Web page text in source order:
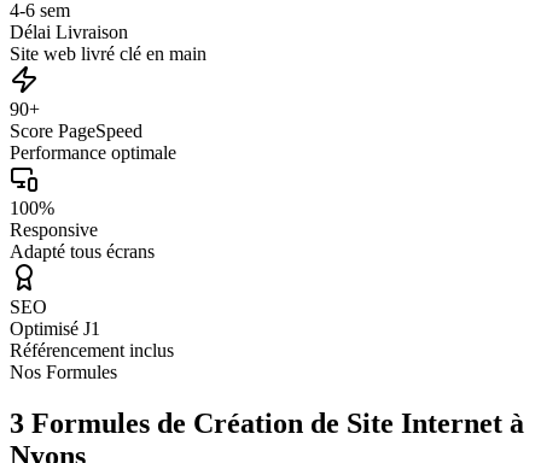
4-6 sem
Délai Livraison
Site web livré clé en main
90+
Score PageSpeed
Performance optimale
100%
Responsive
Adapté tous écrans
SEO
Optimisé J1
Référencement inclus
Nos Formules
3 Formules de Création de Site Internet à
Nyons